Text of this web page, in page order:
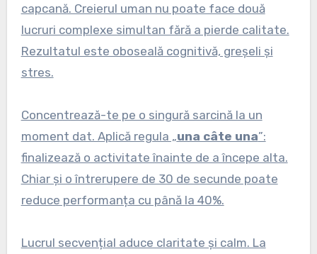
capcană. Creierul uman nu poate face două
lucruri complexe simultan fără a pierde calitate.
Rezultatul este oboseală cognitivă, greșeli și
stres.
Concentrează-te pe o singură sarcină la un
moment dat. Aplică regula „una câte una”:
finalizează o activitate înainte de a începe alta.
Chiar și o întrerupere de 30 de secunde poate
reduce performanța cu până la 40%.
Lucrul secvențial aduce claritate și calm. La